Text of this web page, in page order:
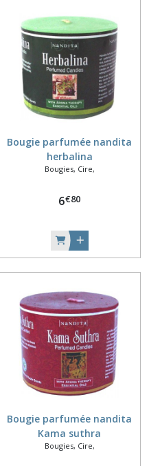
Bougie parfumée nandita
herbalina
Bougies, Cire,
6€80
Bougie parfumée nandita
Kama suthra
Bougies, Cire,